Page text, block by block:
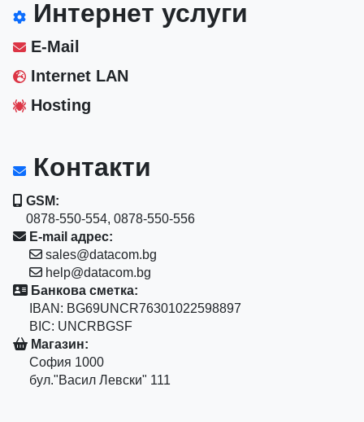
Интернет услуги
E-Mail
Internet LAN
Hosting
Контакти
GSM:
0878-550-554, 0878-550-556
E-mail адрес:
sales@datacom.bg
help@datacom.bg
Банкова сметка:
IBAN: BG69UNCR76301022598897
BIC: UNCRBGSF
Магазин:
София 1000
бул."Васил Левски" 111